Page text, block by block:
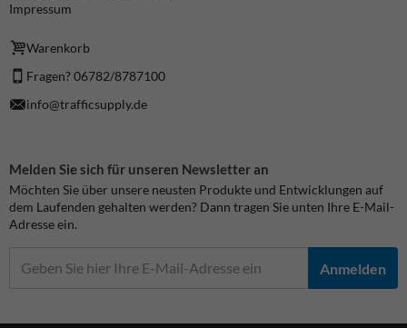
Impressum
Warenkorb
Fragen? 06782/8787100
info@trafficsupply.de
Melden Sie sich für unseren Newsletter an
Möchten Sie über unsere neusten Produkte und Entwicklungen auf
dem Laufenden gehalten werden? Dann tragen Sie unten Ihre E-Mail-
Adresse ein.
Anmelden